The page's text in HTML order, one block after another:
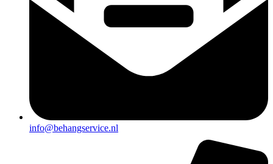
info@behangservice.nl